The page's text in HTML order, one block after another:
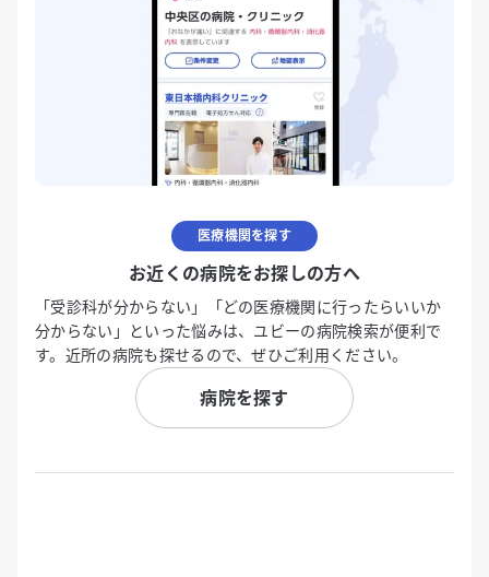
医療機関を探す
お近くの病院をお探しの方へ
「受診科が分からない」「どの医療機関に行ったらいいか
分からない」といった悩みは、ユビーの病院検索が便利で
す。近所の病院も探せるので、ぜひご利用ください。
病院を探す